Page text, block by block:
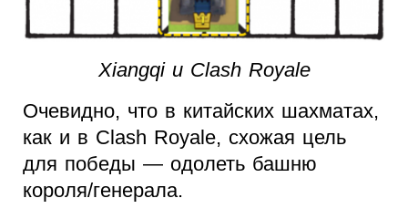
Xiangqi и Clash Royale
Очевидно, что в китайских шахматах,
как и в Clash Royale, схожая цель
для победы — одолеть башню
короля/генерала.